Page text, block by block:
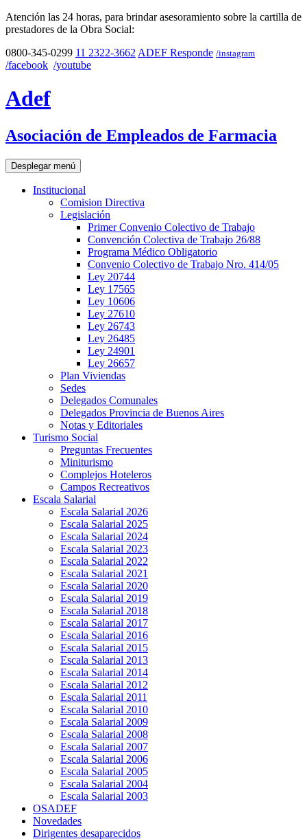
Atención las 24 horas, para brindar asesoramiento sobre la cartilla de
prestadores de la Obra Social:
0800-345-0299 11 2322-3662 ADEF Responde /instagram
/facebook /youtube
Adef
Asociación de Empleados de Farmacia
Desplegar menú
Institucional
Comision Directiva
Legislación
Primer Convenio Colectivo de Trabajo
Convención Colectiva de Trabajo 26/88
Programa Médico Obligatorio
Convenio Colectivo de Trabajo Nro. 414/05
Ley 20744
Ley 17565
Ley 10606
Ley 27610
Ley 26743
Ley 26485
Ley 24901
Ley 26657
Plan Viviendas
Sedes
Delegados Comunales
Delegados Provincia de Buenos Aires
Notas y Editoriales
Turismo Social
Preguntas Frecuentes
Miniturismo
Complejos Hoteleros
Campos Recreativos
Escala Salarial
Escala Salarial 2026
Escala Salarial 2025
Escala Salarial 2024
Escala Salarial 2023
Escala Salarial 2022
Escala Salarial 2021
Escala Salarial 2020
Escala Salarial 2019
Escala Salarial 2018
Escala Salarial 2017
Escala Salarial 2016
Escala Salarial 2015
Escala Salarial 2013
Escala Salarial 2014
Escala Salarial 2012
Escala Salarial 2011
Escala Salarial 2010
Escala Salarial 2009
Escala Salarial 2008
Escala Salarial 2007
Escala Salarial 2006
Escala Salarial 2005
Escala Salarial 2004
Escala Salarial 2003
OSADEF
Novedades
Dirigentes desaparecidos